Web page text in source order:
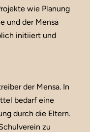
wie Planung
und der Mensa
initiiert und
der Mensa. In
bedarf eine
durch die Eltern.
zu